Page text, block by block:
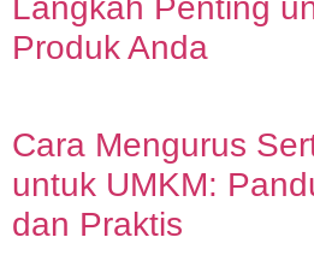
Langkah Penting
Produk Anda
Cara Mengurus
untuk UMKM:
dan Praktis